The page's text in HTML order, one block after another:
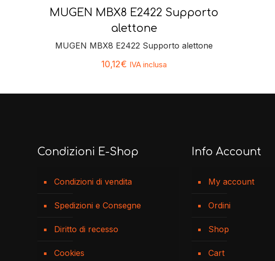
MUGEN MBX8 E2422 Supporto
alettone
MUGEN MBX8 E2422 Supporto alettone
10,12€ IVA inclusa
Condizioni E-Shop
Condizioni di vendita
Spedizioni e Consegne
Diritto di recesso
Cookies
Info Account
My account
Ordini
Shop
Cart